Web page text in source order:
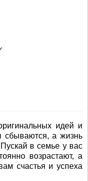
идей и
сбываются, а жизнь
в семье у вас
возрастают, а
счастья и успеха